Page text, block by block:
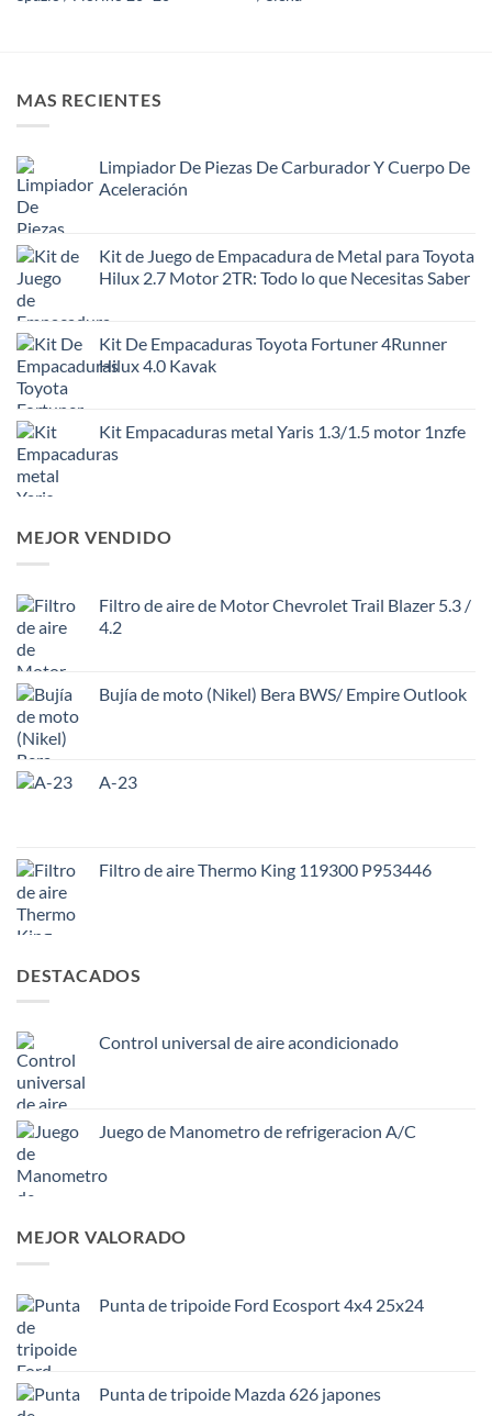
MAS RECIENTES
Limpiador De Piezas De Carburador Y Cuerpo De
Aceleración
Kit de Juego de Empacadura de Metal para Toyota
Hilux 2.7 Motor 2TR: Todo lo que Necesitas Saber
Kit De Empacaduras Toyota Fortuner 4Runner
Hilux 4.0 Kavak
Kit Empacaduras metal Yaris 1.3/1.5 motor 1nzfe
MEJOR VENDIDO
Filtro de aire de Motor Chevrolet Trail Blazer 5.3 /
4.2
Bujía de moto (Nikel) Bera BWS/ Empire Outlook
A-23
Filtro de aire Thermo King 119300 P953446
DESTACADOS
Control universal de aire acondicionado
Juego de Manometro de refrigeracion A/C
MEJOR VALORADO
Punta de tripoide Ford Ecosport 4x4 25x24
Punta de tripoide Mazda 626 japones